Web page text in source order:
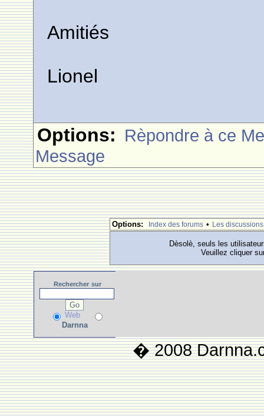
Amitiés
Lionel
Options: Rèpondre à ce
Message
Options: Index des forums • Les discussions
Dèsolè, seuls les
Veuillez cliquer
Rechercher sur
Web
Darnna
� 2008